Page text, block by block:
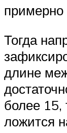
Тогда
длине
более 15,
ложится